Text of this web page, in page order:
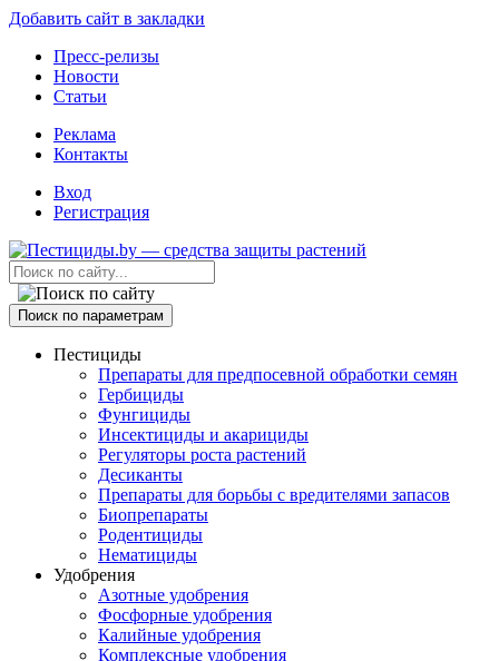
Добавить сайт в закладки
Пресс-релизы
Новости
Статьи
Реклама
Контакты
Вход
Регистрация
Поиск по параметрам
Пестициды
Препараты для предпосевной обработки семян
Гербициды
Фунгициды
Инсектициды и акарициды
Регуляторы роста растений
Десиканты
Препараты для борьбы с вредителями запасов
Биопрепараты
Родентициды
Нематициды
Удобрения
Азотные удобрения
Фосфорные удобрения
Калийные удобрения
Комплексные удобрения